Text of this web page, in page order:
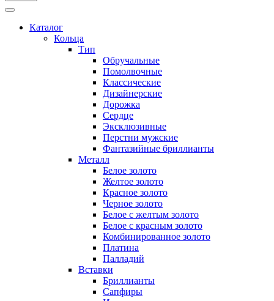
Каталог
Кольца
Тип
Обручальные
Помолвочные
Классические
Дизайнерские
Дорожка
Сердце
Эксклюзивные
Перстни мужские
Фантазийные бриллианты
Металл
Белое золото
Желтое золото
Красное золото
Черное золото
Белое с желтым золото
Белое с красным золото
Комбинированное золото
Платина
Палладий
Вставки
Бриллианты
Сапфиры